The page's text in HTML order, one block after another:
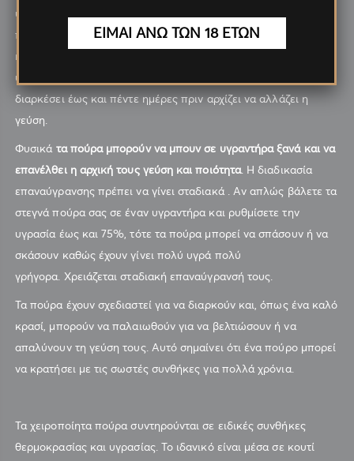
υγραντήρα πριν παρατηρήσετε αλλοίωση στη γεύση. Εάν το
πούρο είναι σε περιτύλιγμα, μπορεί να διαρκέσει έως και 30
ημέρες χωρίς τη θερμότητα και την υγρασία του
υγραντήρα. Εάν το πούρο δεν είναι σε περιτύλιγμα, μπορεί να
διαρκέσει έως και πέντε ημέρες πριν αρχίζει να αλλάζει η
γεύση.
Φυσικά τα πούρα μπορούν να μπουν σε υγραντήρα ξανά και να
επανέλθει η αρχική τους γεύση και ποιότητα. Η διαδικασία
επαναύγρανσης πρέπει να γίνει σταδιακά . Αν απλώς βάλετε τα
στεγνά πούρα σας σε έναν υγραντήρα και ρυθμίσετε την
υγρασία έως και 75%, τότε τα πούρα μπορεί να σπάσουν ή να
σκάσουν καθώς έχουν γίνει πολύ υγρά πολύ
γρήγορα. Χρειάζεται σταδιακή επαναύγρανσή τους.
Τα πούρα έχουν σχεδιαστεί για να διαρκούν και, όπως ένα καλό
κρασί, μπορούν να παλαιωθούν για να βελτιώσουν ή να
απαλύνουν τη γεύση τους. Αυτό σημαίνει ότι ένα πούρο μπορεί
να κρατήσει με τις σωστές συνθήκες για πολλά χρόνια.
Τα χειροποίητα πούρα συντηρούνται σε ειδικές συνθήκες
θερμοκρασίας και υγρασίας. Το ιδανικό είναι μέσα σε κουτί
ΕΙΜΑΙ ΑΝΩ ΤΩΝ 18 ΕΤΩΝ